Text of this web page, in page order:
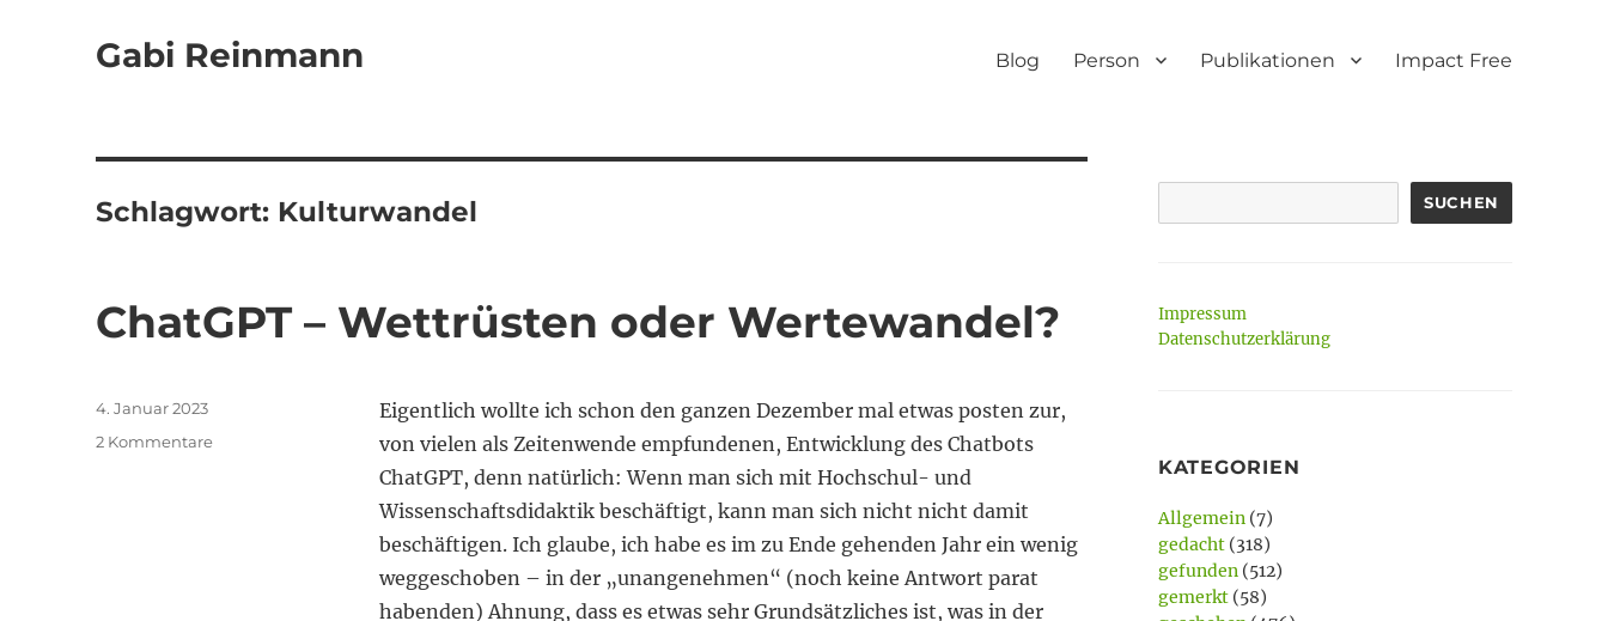
Gabi Reinmann Blog Person Publikationen Impact Free
Schlagwort: Kulturwandel
ChatGPT – Wettrüsten oder Wertewandel?
Eigentlich wollte ich schon den ganzen Dezember mal etwas posten zur,
von vielen als Zeitenwende empfundenen, Entwicklung des Chatbots
ChatGPT, denn natürlich: Wenn man sich mit Hochschul- und
Wissenschaftsdidaktik beschäftigt, kann man sich nicht nicht damit
beschäftigen. Ich glaube, ich habe es im zu Ende gehenden Jahr ein wenig
weggeschoben – in der „unangenehmen“ (noch keine Antwort parat
habenden) Ahnung, dass es etwas sehr Grundsätzliches ist, was in der
Veröffentlicht
4. Januar 2023
2 Kommentarezu
SUCHEN
Impressum
Datenschutzerklärung
KATEGORIEN
Allgemein(7)
gedacht(318)
gefunden(512)
gemerkt(58)